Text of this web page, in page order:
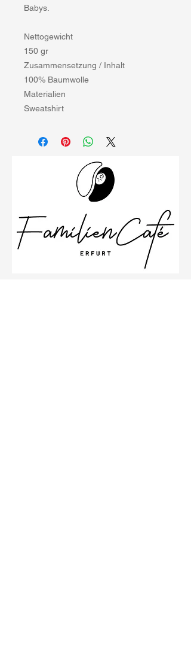
Babys.
Nettogewicht
150 gr
Zusammensetzung / Inhalt
100% Baumwolle
Materialien
Sweatshirt